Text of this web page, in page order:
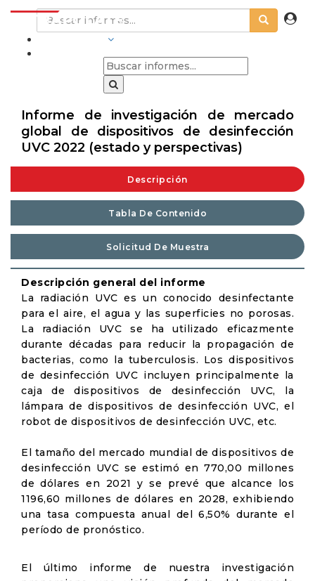
Informe de investigación de mercado
global de dispositivos de desinfección
UVC 2022 (estado y perspectivas)
Descripción
Tabla De Contenido
Solicitud De Muestra
Descripción general del informe
La radiación UVC es un conocido desinfectante
para el aire, el agua y las superficies no porosas.
La radiación UVC se ha utilizado eficazmente
durante décadas para reducir la propagación de
bacterias, como la tuberculosis. Los dispositivos
de desinfección UVC incluyen principalmente la
caja de dispositivos de desinfección UVC, la
lámpara de dispositivos de desinfección UVC, el
robot de dispositivos de desinfección UVC, etc.
El tamaño del mercado mundial de dispositivos de
desinfección UVC se estimó en 770,00 millones
de dólares en 2021 y se prevé que alcance los
1196,60 millones de dólares en 2028, exhibiendo
una tasa compuesta anual del 6,50% durante el
período de pronóstico.
El último informe de nuestra investigación